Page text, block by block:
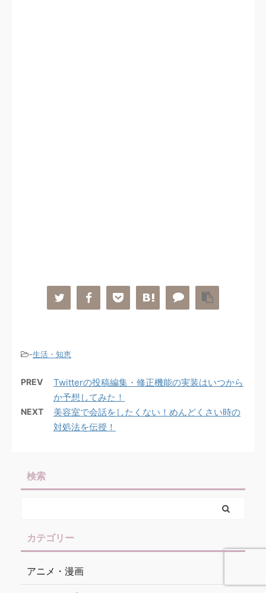
-生活・知恵
PREV
Twitterの投稿編集・修正機能の実装はいつから
か予想してみた！
NEXT
美容室で会話をしたくない！めんどくさい時の
対処法を伝授！
検索
カテゴリー
アニメ・漫画